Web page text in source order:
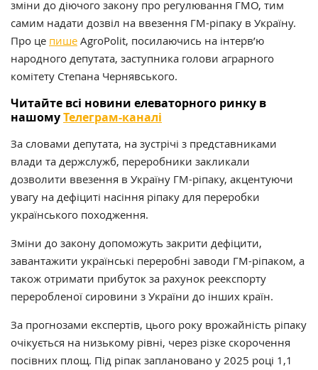
зміни до діючого закону про регулювання ГМО, тим
самим надати дозвіл на ввезення ГМ-ріпаку в Україну.
Про це пише AgroPolit, посилаючись на інтерв’ю
народного депутата, заступника голови аграрного
комітету Степана Чернявського.
Читайте всі новини елеваторного ринку в
нашомуТелеграм-каналі
За словами депутата, на зустрічі з представниками
влади та держслужб, переробники закликали
дозволити ввезення в Україну ГМ-ріпаку, акцентуючи
увагу на дефіциті насіння ріпаку для переробки
українського походження.
Зміни до закону допоможуть закрити дефіцити,
завантажити українські переробні заводи ГМ-ріпаком, а
також отримати прибуток за рахунок реекспорту
переробленої сировини з України до інших країн.
За прогнозами експертів, цього року врожайність ріпаку
очікується на низькому рівні, через різке скорочення
посівних площ. Під ріпак заплановано у 2025 році 1,1